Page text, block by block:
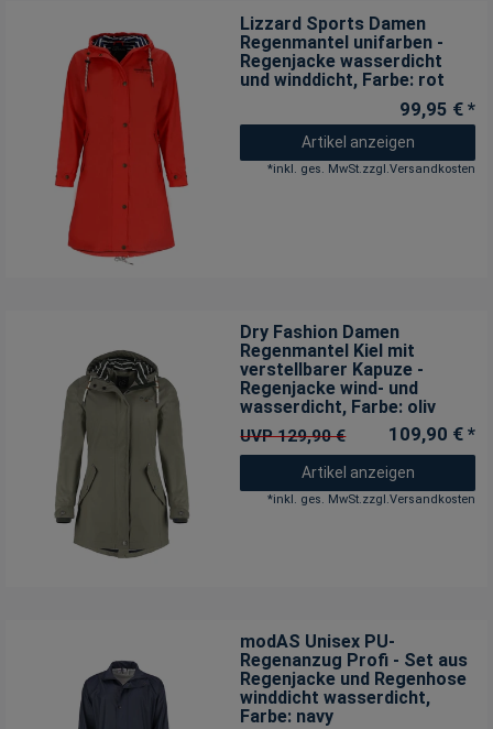
Lizzard Sports Damen
Regenmantel unifarben -
Regenjacke wasserdicht
und winddicht, Farbe: rot
99,95 € *
Artikel anzeigen
*inkl. ges. MwSt. zzgl. Versandkosten
Dry Fashion Damen
Regenmantel Kiel mit
verstellbarer Kapuze -
Regenjacke wind- und
wasserdicht, Farbe: oliv
UVP 129,90 € 109,90 € *
Artikel anzeigen
*inkl. ges. MwSt.zzgl.Versandkosten
modAS Unisex PU-
Regenanzug Profi - Set aus
Regenjacke und Regenhose
winddicht wasserdicht,
Farbe: navy